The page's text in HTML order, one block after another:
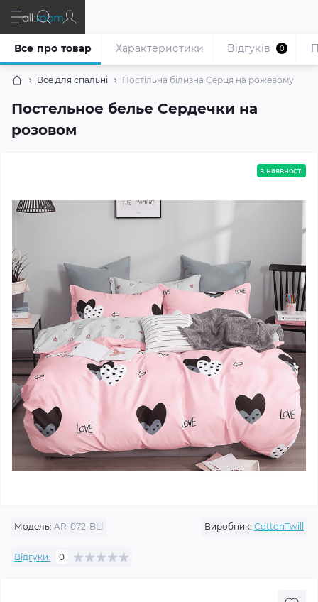
Все для спальні Постільна білизна Серця на рожевому
Постельное белье Сердечки на
розовом
Все про товар Характеристики Відгуків 0
в наявності
Модель: AR-072-BLI Виробник: CottonTwill
Відгуки: 0